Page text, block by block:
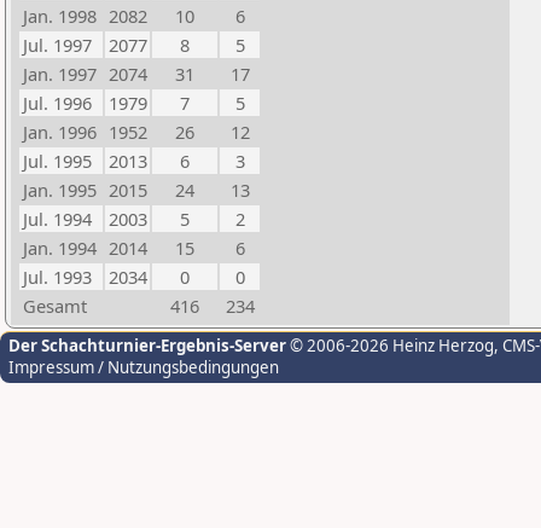
Jan. 1998 2082 10
6
Jul. 1997
2077 8
5
Jan. 1997 2074 31
17
Jul. 1996
1979 7
5
Jan. 1996 1952 26
12
Jul. 1995
2013 6
3
Jan. 1995 2015 24
13
Jul. 1994
2003 5
2
Jan. 1994 2014 15
6
Jul. 1993
2034 0
0
Gesamt
416 234
Der Schachturnier-Ergebnis-Server© 2006-2026 Heinz Herzog,
Impressum / Nutzungsbedingungen